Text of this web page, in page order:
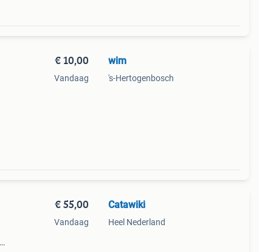
€ 10,00
Vandaag
wim
's-Hertogenbosch
€ 55,00
Vandaag
Catawiki
Heel Nederland